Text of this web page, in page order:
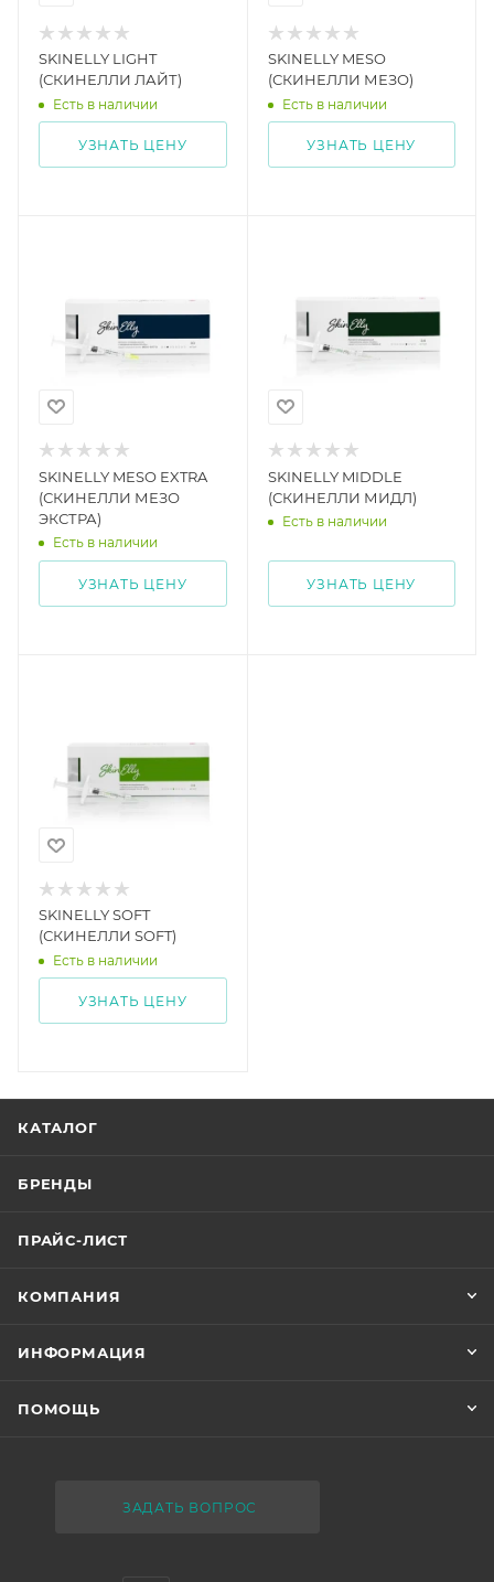
SKINELLY LIGHT
(СКИНЕЛЛИ ЛАЙТ)
Есть в наличии
УЗНАТЬ ЦЕНУ
SKINELLY MESO
(СКИНЕЛЛИ МЕЗО)
Есть в наличии
УЗНАТЬ ЦЕНУ
SKINELLY MESO EXTRA
(СКИНЕЛЛИ МЕЗО
ЭКСТРА)
Есть в наличии
УЗНАТЬ ЦЕНУ
SKINELLY MIDDLE
(СКИНЕЛЛИ МИДЛ)
Есть в наличии
УЗНАТЬ ЦЕНУ
SKINELLY SOFT
(СКИНЕЛЛИ SOFT)
Есть в наличии
УЗНАТЬ ЦЕНУ
КАТАЛОГ
БРЕНДЫ
ПРАЙС-ЛИСТ
КОМПАНИЯ
ИНФОРМАЦИЯ
ПОМОЩЬ
ЗАДАТЬ ВОПРОС